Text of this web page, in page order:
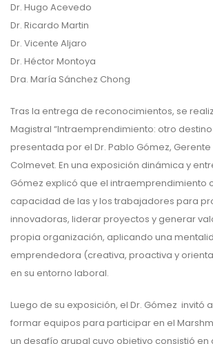
Dr. Hugo Acevedo
Dr. Ricardo Martin
Dr. Vicente Aljaro
Dr. Héctor Montoya
Dra. María Sánchez Chong
Tras la entrega de reconocimientos, se
Magistral “Intraemprendimiento: otro
presentada por el Dr. Pablo Gómez,
Colmevet. En una exposición dinámica y
Gómez explicó que el intraemprendimiento
capacidad de las y los trabajadores para
innovadoras, liderar proyectos y generar
propia organización, aplicando una
emprendedora (creativa, proactiva y
en su entorno laboral.
Luego de su exposición, el Dr. Gómez invitó
formar equipos para participar en el
un desafío grupal cuyo objetivo consistió en